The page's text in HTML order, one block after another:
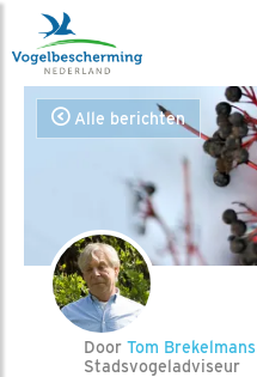
Alle berichten
DoorTom Brekelmans
Stadsvogeladviseur